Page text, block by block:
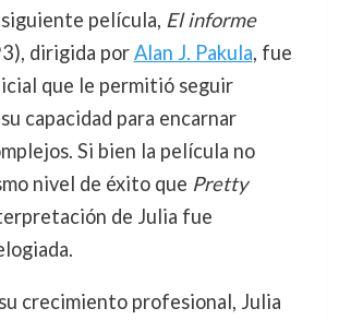
película, El informe
dirigida porAlan J. Pakula, fue
que le permitió seguir
capacidad para encarnar
Si bien la película no
nivel de éxito que Pretty
de Julia fue
crecimiento profesional, Julia